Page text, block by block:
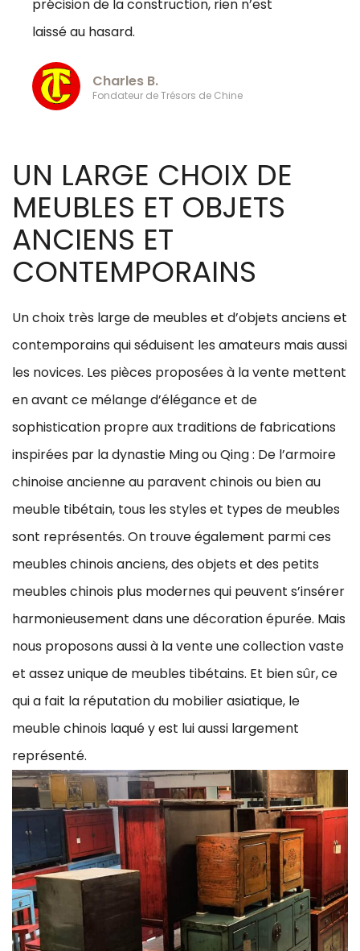
précision de la construction, rien n’est
laissé au hasard.
Charles B.
Fondateur de Trésors de Chine
UN LARGE CHOIX DE
MEUBLES ET OBJETS
ANCIENS ET
CONTEMPORAINS
Un choix très large de meubles et d’objets anciens et
contemporains qui séduisent les amateurs mais aussi
les novices. Les pièces proposées à la vente mettent
en avant ce mélange d’élégance et de
sophistication propre aux traditions de fabrications
inspirées par la dynastie Ming ou Qing : De l’armoire
chinoise ancienne au paravent chinois ou bien au
meuble tibétain, tous les styles et types de meubles
sont représentés. On trouve également parmi ces
meubles chinois anciens, des objets et des petits
meubles chinois plus modernes qui peuvent s’insérer
harmonieusement dans une décoration épurée. Mais
nous proposons aussi à la vente une collection vaste
et assez unique de meubles tibétains. Et bien sûr, ce
qui a fait la réputation du mobilier asiatique, le
meuble chinois laqué y est lui aussi largement
représenté.